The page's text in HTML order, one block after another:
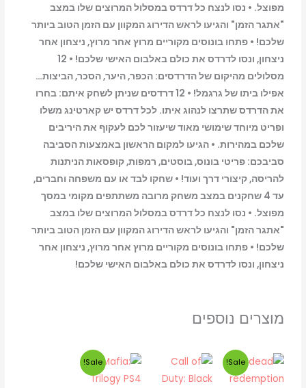
מפוצל. • נסו לנצח כל דרדס במסלול המרוצים שלו במצב
"אתגר הזמן" והגיעו לראש הדירוג המקוון עם הזמן הטוב ביותר
שלכם! • פתחו בונוסים מקוריים מרוץ אחר מרוץ, ניצחון אחר
ניצחון, ונסו לדרדס את כולם באלבום האישי שלכם! • 12
מסלולים מהיקום של הדרדסים: הכפר, היער, הסכר, הביצות…
אפילו ביתו של גרגמל! • 12 דרדסים שניתן לשחק איתם: בחרו
את הדרדס שתרצו לנהוג איתו. לכל דרדס יש קארטינג משלו
ופריט מיוחד שימושי מאוד שיעזור לכם לעקוף את היריבים
שלכם במהירות. • הגיעו למקום הראשון באמצעות הסביבה
סביבכם: פריטי בונוס, בוסטים, רמפות, קופסאות הניתנות
להריסה, קיצורי דרך ועוד! • שחקו לבד או עם משפחה וחברים,
עד 4 שחקנים במצב משחק מרובה משתתפים מקומי במסך
מפוצל. • נסו לנצח כל דרדס במסלול המרוצים שלו במצב
"אתגר הזמן" והגיעו לראש הדירוג המקוון עם הזמן הטוב ביותר
שלכם! • פתחו בונוסים מקוריים מרוץ אחר מרוץ, ניצחון אחר
ניצחון, ונסו לדרדס את כולם באלבום האישי שלכם!
מוצרים נוספים
Sale!
המחיר
המקורי
המחיר
הנוכחי
Sale!
המחיר
המקורי
המחיר
הנוכחי